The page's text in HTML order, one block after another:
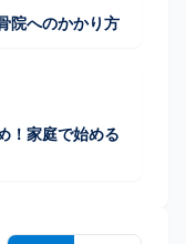
院へのかかり方
！家庭で始める